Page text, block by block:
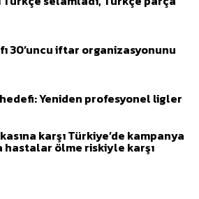
30’uncu iftar organizasyonunu
hedefi: Yeniden profesyonel ligler
karşı Türkiye’de kampanya
hastalar ölme riskiyle karşı